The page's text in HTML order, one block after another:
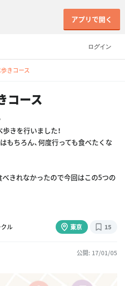
ログイン
アプリで開く
きコース
コース
きを行いました！
もちろん、何度行っても食べたくな
きれなかったので今回はこの5つの
ル
東京 15
公開: 17/01/05